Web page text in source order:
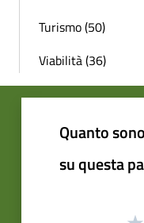
Turismo (50)
Viabilità (36)
Quanto
su questa